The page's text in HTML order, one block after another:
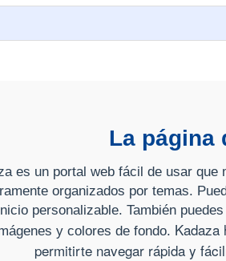
La página
es un portal web fácil de usar
organizados por temas.
personalizable. También
y colores de fondo. Kadaza
permitirte navegar rápida y